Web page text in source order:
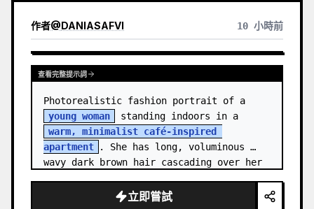
作者@DANIASAFVI 10 小時前
查看完整提示詞
young woman
warm, minimalist café-inspired
apartment
. She has long, voluminous
wavy dark brown hair cascading over her
立即嘗試